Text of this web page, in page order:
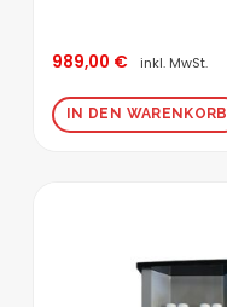
989,00 € inkl. MwSt.
IN DEN WARENKORB